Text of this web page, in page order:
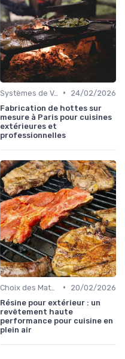
Systèmes de Ventilation •
24/02/2026
Fabrication de hottes sur
mesure à Paris pour cuisines
extérieures et
professionnelles
•
20/02/2026
Résine pour extérieur : un
revêtement haute
performance pour cuisine en
plein air